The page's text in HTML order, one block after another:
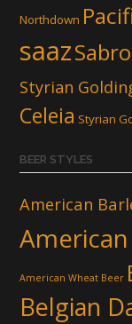
Northdown
saazSabro
Styrian
Celeia Styrian
BEER STYLES
American
American Wheat Beer
Belgian